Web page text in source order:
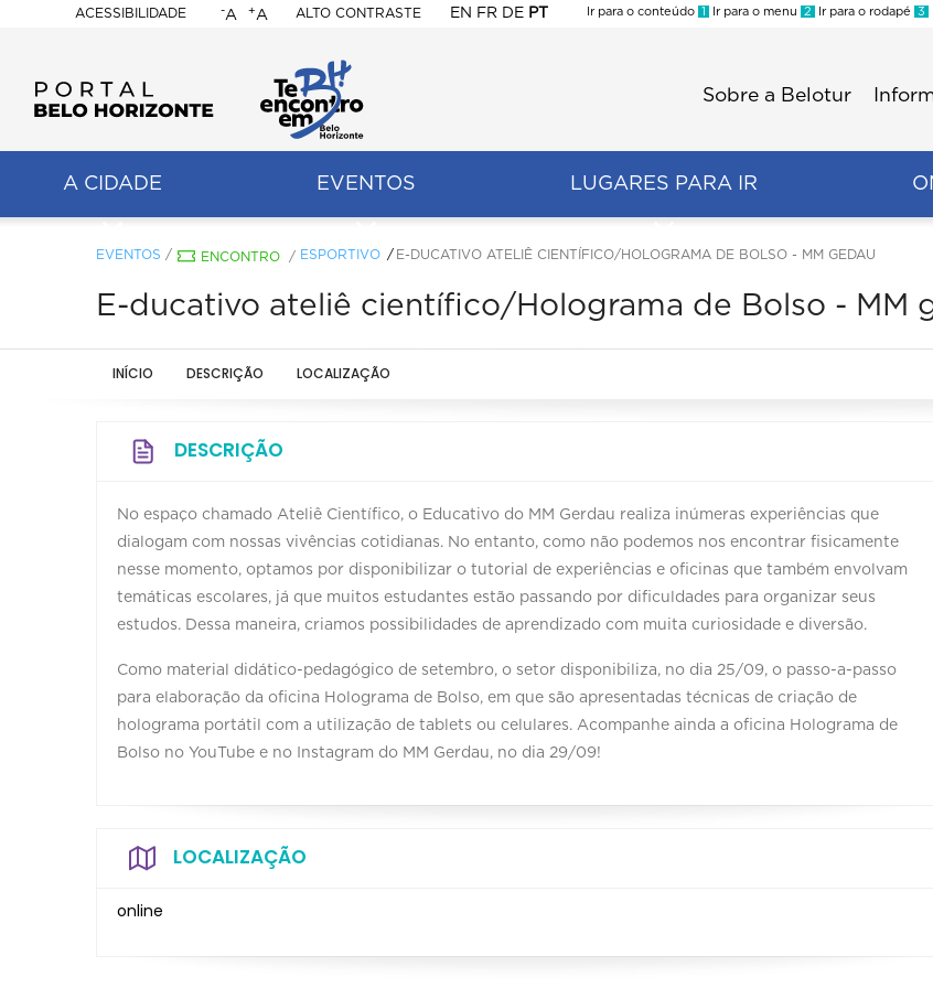
ACESSIBILIDADE
BELO
HORIZONTE
-A +A ALTO CONTRASTE EN FR DE PT
Ir para o conteúdo 1 Ir para o menu 2 Ir para o rodapé 3
Sobre a Belotur
A CIDADE EVENTOS LUGARES PARA IR
EVENTOS / ENCONTRO / ESPORTIVO E-DUCATIVO ATELIÊ CIENTÍFICO/HOLOGRAMA DE BOLSO - MM GEDAU
E-ducativo ateliê científico/Holograma de Bolso - MM
INÍCIO DESCRIÇÃO LOCALIZAÇÃO
DESCRIÇÃO
No espaço chamado Ateliê Científico, o Educativo do MM Gerdau realiza inúmeras experiências que
dialogam com nossas vivências cotidianas. No entanto, como não podemos nos encontrar fisicamente
nesse momento, optamos por disponibilizar o tutorial de experiências e oficinas que também envolvam
temáticas escolares, já que muitos estudantes estão passando por dificuldades para organizar seus
estudos. Dessa maneira, criamos possibilidades de aprendizado com muita curiosidade e diversão.
Como material didático-pedagógico de setembro, o setor disponibiliza, no dia 25/09, o passo-a-passo
para elaboração da oficina Holograma de Bolso, em que são apresentadas técnicas de criação de
holograma portátil com a utilização de tablets ou celulares. Acompanhe ainda a oficina Holograma de
Bolso no YouTube e no Instagram do MM Gerdau, no dia 29/09!
LOCALIZAÇÃO
online